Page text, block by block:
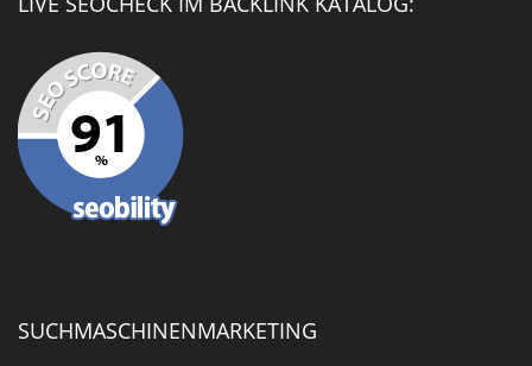
SUCHMASCHINENMARKETING